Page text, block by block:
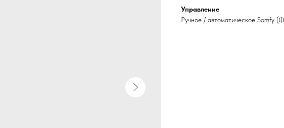
Управление
Ручное / автоматическое Somfy